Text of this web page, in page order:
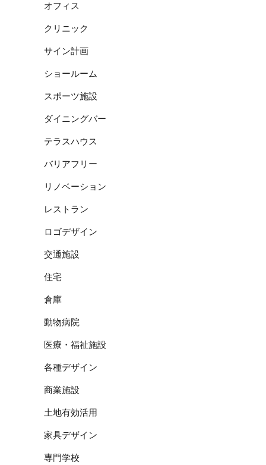
オフィス
クリニック
サイン計画
ショールーム
スポーツ施設
ダイニングバー
テラスハウス
バリアフリー
リノベーション
レストラン
ロゴデザイン
交通施設
住宅
倉庫
動物病院
医療・福祉施設
各種デザイン
商業施設
土地有効活用
家具デザイン
専門学校